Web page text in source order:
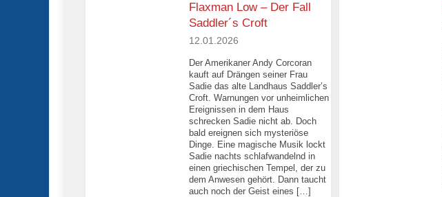
Flaxman Low – Der Fall
Saddler´s Croft
12.01.2026
Der Amerikaner Andy Corcoran
kauft auf Drängen seiner Frau
Sadie das alte Landhaus Saddler’s
Croft. Warnungen vor unheimlichen
Ereignissen in dem Haus
schrecken Sadie nicht ab. Doch
bald ereignen sich mysteriöse
Dinge. Eine magische Musik lockt
Sadie nachts schlafwandelnd in
einen griechischen Tempel, der zu
dem Anwesen gehört. Dann taucht
auch noch der Geist eines […]